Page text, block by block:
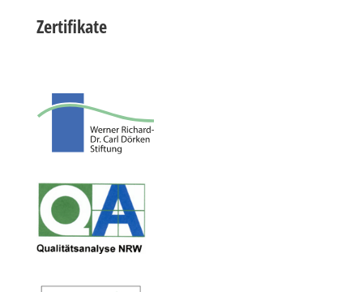
Zertifikate